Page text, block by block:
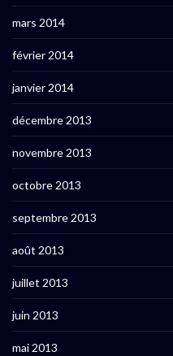
mars 2014
février 2014
janvier 2014
décembre 2013
novembre 2013
octobre 2013
septembre 2013
août 2013
juillet 2013
juin 2013
mai 2013